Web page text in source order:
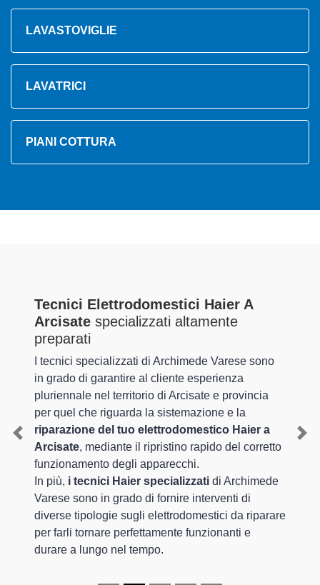
LAVASTOVIGLIE
LAVATRICI
PIANI COTTURA
Tecnici Elettrodomestici Haier A
Arcisate specializzati altamente
preparati
I tecnici specializzati di Archimede Varese sono
in grado di garantire al cliente esperienza
pluriennale nel territorio di Arcisate e provincia
per quel che riguarda la sistemazione e la
riparazione del tuo elettrodomestico Haier a
Arcisate, mediante il ripristino rapido del corretto
funzionamento degli apparecchi.
In più, i tecnici Haier specializzati di Archimede
Varese sono in grado di fornire interventi di
diverse tipologie sugli elettrodomestici da riparare
per farli tornare perfettamente funzionanti e
durare a lungo nel tempo.
Previous